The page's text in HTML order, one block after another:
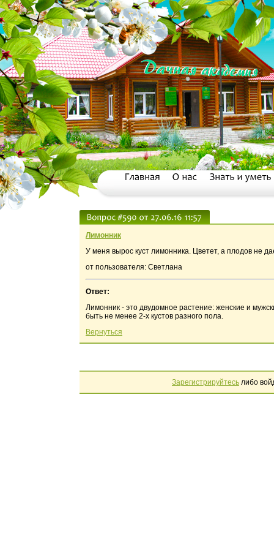
Лимонник
У меня вырос куст лимонника. Цветет, а плодов не
от пользователя: Светлана
Ответ:
Лимонник - это двудомное растение: женские и
быть не менее 2-х кустов разного пола.
Вернуться
Зарегистрируйтесь либо